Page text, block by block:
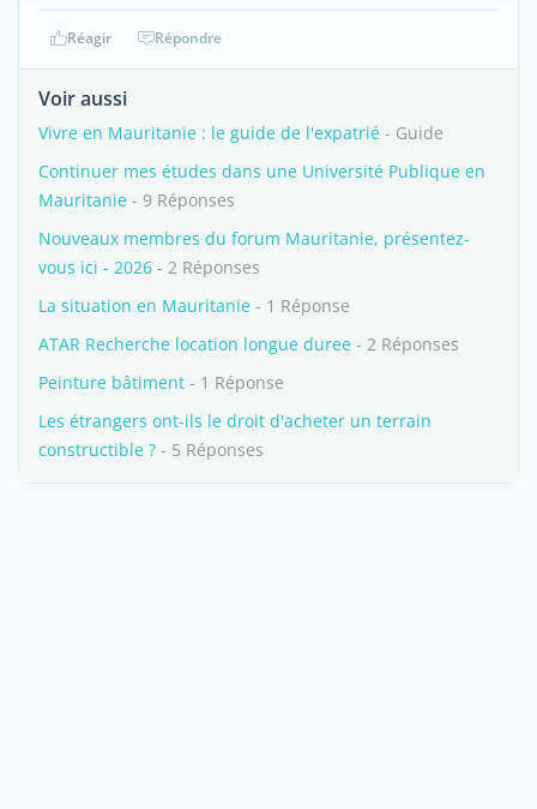
Réagir Répondre
Voir aussi
Vivre en Mauritanie : le guide de l'expatrié - Guide
Continuer mes études dans une Université Publique en
Mauritanie - 9 Réponses
Nouveaux membres du forum Mauritanie, présentez-
vous ici - 2026 - 2 Réponses
La situation en Mauritanie - 1 Réponse
ATAR Recherche location longue duree - 2 Réponses
Peinture bâtiment - 1 Réponse
Les étrangers ont-ils le droit d'acheter un terrain
constructible ? - 5 Réponses